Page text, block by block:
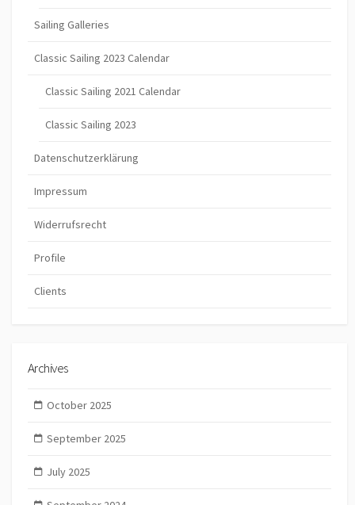
Sailing Galleries
Classic Sailing 2023 Calendar
Classic Sailing 2021 Calendar
Classic Sailing 2023
Datenschutzerklärung
Impressum
Widerrufsrecht
Profile
Clients
Archives
October 2025
September 2025
July 2025